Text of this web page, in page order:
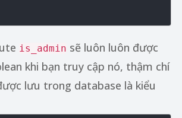
is_admin sẽ luôn luôn được
khi bạn truy cập nó, thậm chí
lưu trong database là kiểu